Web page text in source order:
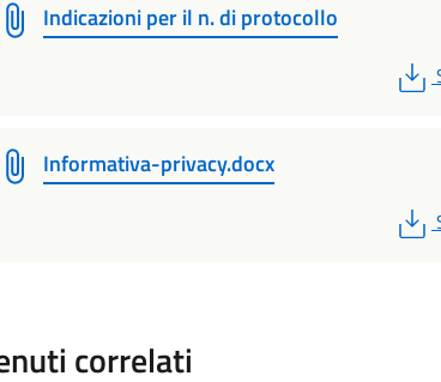
Indicazioni per il n. di protocollo
Informativa-privacy.docx
correlati